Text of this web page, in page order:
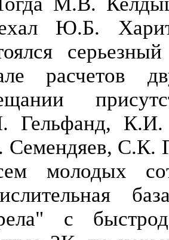
Ю.Б.
расчетов
Гельфанд, К.И.
С.К.
молодых
с